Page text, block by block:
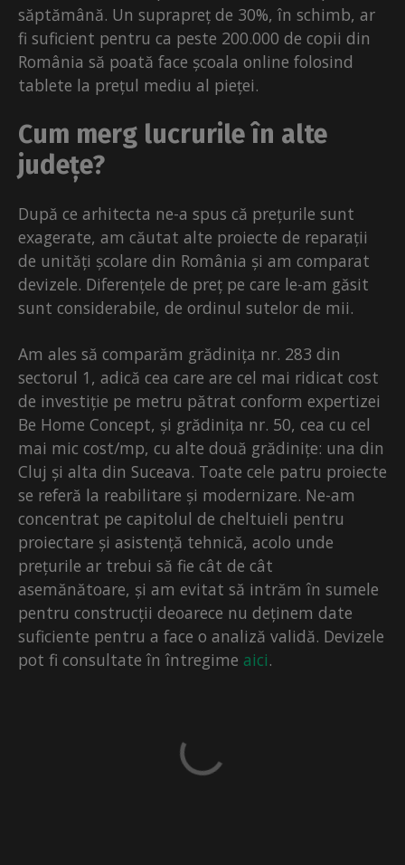
săptămână. Un suprapreț de 30%, în schimb, ar
fi suficient pentru ca peste 200.000 de copii din
România să poată face școala online folosind
tablete la prețul mediu al pieței.
Cum merg lucrurile în alte
județe?
După ce arhitecta ne-a spus că prețurile sunt
exagerate, am căutat alte proiecte de reparații
de unități școlare din România și am comparat
devizele. Diferențele de preț pe care le-am găsit
sunt considerabile, de ordinul sutelor de mii.
Am ales să comparăm grădinița nr. 283 din
sectorul 1, adică cea care are cel mai ridicat cost
de investiție pe metru pătrat conform expertizei
Be Home Concept, și grădinița nr. 50, cea cu cel
mai mic cost/mp, cu alte două grădinițe: una din
Cluj și alta din Suceava. Toate cele patru proiecte
se referă la reabilitare și modernizare. Ne-am
concentrat pe capitolul de cheltuieli pentru
proiectare și asistență tehnică, acolo unde
prețurile ar trebui să fie cât de cât
asemănătoare, și am evitat să intrăm în sumele
pentru construcții deoarece nu deținem date
suficiente pentru a face o analiză validă. Devizele
pot fi consultate în întregime aici.